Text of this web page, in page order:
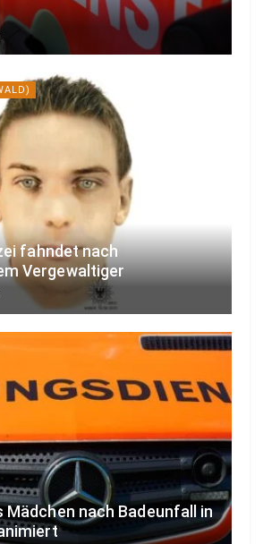
fahndet nach
Vergewaltiger
Mädchen nach Badeunfall in